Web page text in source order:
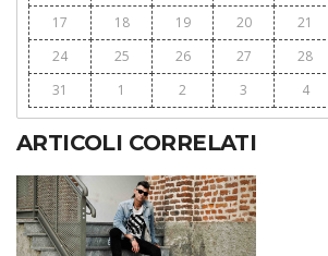
17
18 19 20 21
24
25 26 27 28
31
1 2 3 4
ARTICOLI CORRELATI